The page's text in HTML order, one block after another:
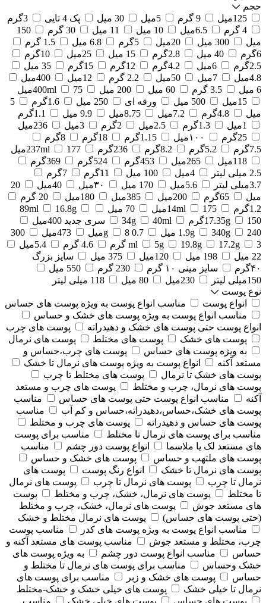
حجم
125میل
9 گرم 5میل 30 میل پک 4 تایی
3گرم
4 گرم
6.5میل 10 میل 11 میل 30 گرم
150
میل
300 میل 20میل 5گرم 6.8 میل
1.5 گرم
6گرم
40 میل 2.8گرم 15 میل 25میل
10گرم
2.5گرم
6میل 4.2گرم 12گرم 15گرم
35 میل
4.8میل
7میل 50میل 2.2 گرم 12میل
400میل
6 میل
3.5 گرم 60 میل 200 میل 400ml
75میل
15میل
500 میل ورقه ای 250 میل 1.6گرم
5
میل
4.8گرم 7.2میل 8.75میل 9.9 میل
1.1گرم
1میل
1.3گرم 2.5میل 2گرم 3میل
236میل
25گرم
۱۰۰میل 1.15گرم 18گرم
8گرم
7.5گرم
5.2گرم 8.2گرم 236گرم 237ml
177میل
118میل
265میل 453گرم 524گرم
369گرم
2.5 میلی لیتر
4میل 100 میل 11گرم
7گرم
3.7میلی لیتر
5.6میل 170 میل ۳۰میل 40میل
20
میل
65گرم 200میل 385میل 180میل
20 گرم
1.2گرم
14ml 175میل 70 میل 89ml
16.8g
17.35g
150گرم 34g 40ml
سری جدید 400میل
1.9g
340g 240 میل 0.7 g 8میل 473میل
300
ml
5g 19.8g 17.2g 3 گرم 4.6 گرم
5.4میل
22 میل
198 میل 120میل 375 میل
سایز بزرگ
۴۰گرم
سایز مینی ۱۰ گرم 230 گرم
550 میل
150میلی لیتر
230میل 80 میل
118 میلی لیتر
نوع پوست
انواع پوست
مناسب انواع پوست به ویژه پوست های حساس
مناسب انواع پوست به ویژه پوست های خشک و حساس
انواع پوست حتی پوست های خشک و دهیدراته
پوست های چرب
پوست های خشک
پوست های مختلط
پوست های نرمال
به ویژه پوست های حساس
پوست های چرب،حساس و
مستعد آکنه
انواع پوست به ویژه پوست های نرمال تا خشک
پوست های خشک تا نرمال
پوست های مختلط تا چرب
پوست های نرمال، چرب و مختلط
پوست های چرب و مستعد
آکنه
مناسب انواع پوست حتی پوست های حساس
مناسب
پوست های خشک،حساس،دهیدراته،حساس و کم آب
مناسب
پوست های حساس و دهیدراته
پوست های چرب و مختلط
مناسب برای پوست های نرمال تا مختلط
مناسب برای پوست
های مستعد لک یا ملاسما
انواع پوست دور چشم
مناسب
پوست های ملتهب و حساس
پوست های خشک و حساس
پوست های نرمال تا خشک
انواع رنگ پوست
پوست های
نرمال تا چرب
پوست های نرمال تا چرب
پوست های نرمال
تا مختلط
پوست های نرمال، خشک، چرب و مختلط
پوست
های مستعد جوش
پوست های نرمال، خشک، چرب و مختلط
(حتی پوست های حساس)
پوست های نرمال مختلط و خشک
مناسب انواع پوست به ویژه پوست های کدر
مناسب پوست
چرب، مختلط و مستعد جوش
مناسب پوست های مستعد آکنه و
حساس
مناسب انواع پوست دور چشم
به ویژه پوست های
خشک وحساس
مناسب برای پوست های نرمال تا مختلط و
حساس
پوست های خشک و زبر
مناسب برای پوست های
نرمال تا خیلی خشک
پوست های خیلی خشک و خشک-مختلط